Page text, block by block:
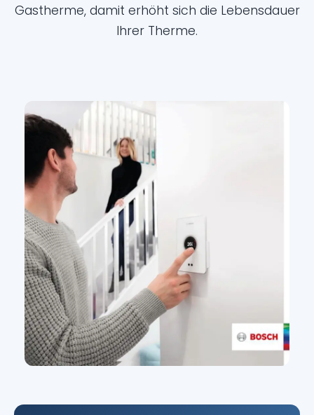
Gastherme, damit erhöht sich die Lebensdauer
Ihrer Therme.